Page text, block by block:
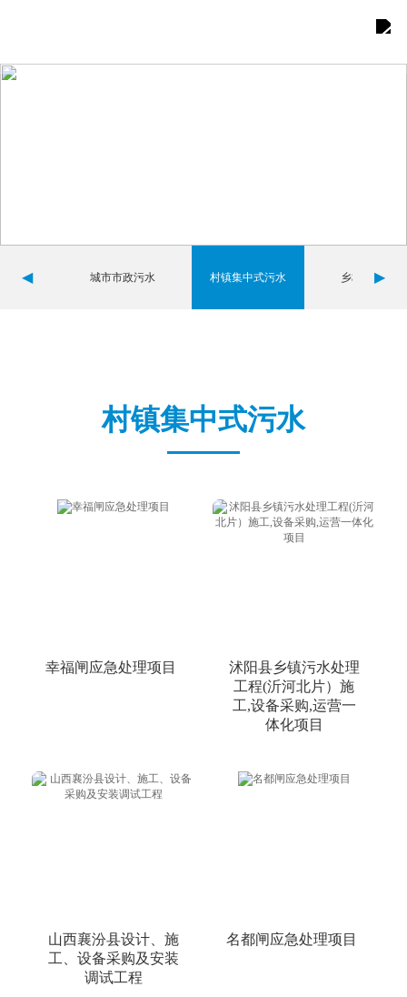
中文版 English
◀ 城市市政污水 村镇集中式污水 乡村分散式
▶
村镇集中式污水
幸福闸应急处理项目
沭阳县乡镇污水处理
工程(沂河北片）施
工,设备采购,运营一
体化项目
山西襄汾县设计、施
工、设备采购及安装
调试工程
名都闸应急处理项目